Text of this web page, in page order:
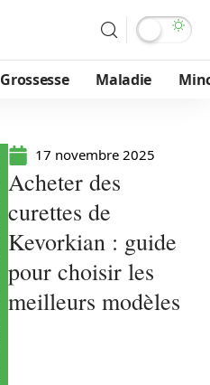
Grossesse Maladie
17 novembre 2025
Acheter des
curettes de
Kevorkian : guide
pour choisir les
meilleurs modèles